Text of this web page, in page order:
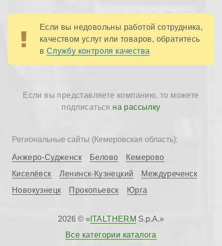
Если вы недовольны работой сотрудника,
качеством услуг или товаров, обратитесь
в Службу контроля качества
Если вы представляете компанию, то можете
подписаться на рассылку
Региональные сайты (Кемеровская область):
Анжеро-Судженск Белово
Кемерово
Киселёвск
Ленинск-Кузнецкий
Междуреченск
Новокузнецк
Прокопьевск Юрга
2026 © « ITALTHERM S.p.A.»
Все категории каталога